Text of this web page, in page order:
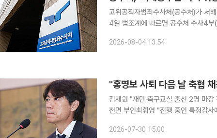
고위공직자범죄수사처(공수처)가 서
4일 법조계에 따르면 공수처 수사4
려졌다. 박 전 청장에 대한 압수
2026-08-04 13:54
"홍명보 사퇴 다음 날 축협
김재원 "재단·축구교실 출신 2명 마
전면 부인최휘영 "진행 중인 특정감사에 포함해 조사하겠다
김재원 조국혁신당 의원은 30일 국회
2026-07-30 15:00